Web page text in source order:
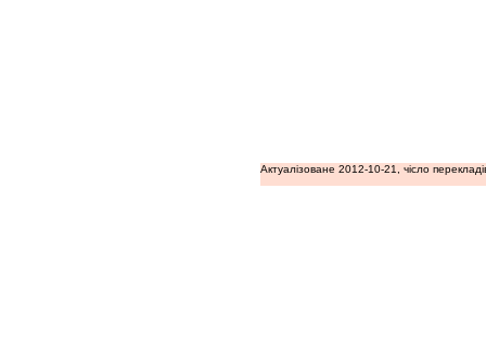
Актуалізоване 2012-10-21, чісло